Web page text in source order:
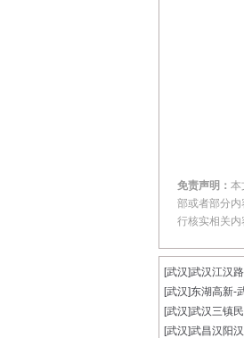
免责声明： 本
部或者部分
行核实相关内
[武汉]武汉江汉
[武汉]东湖高新-
[武汉]武汉三镇
[武汉]武昌汉阳